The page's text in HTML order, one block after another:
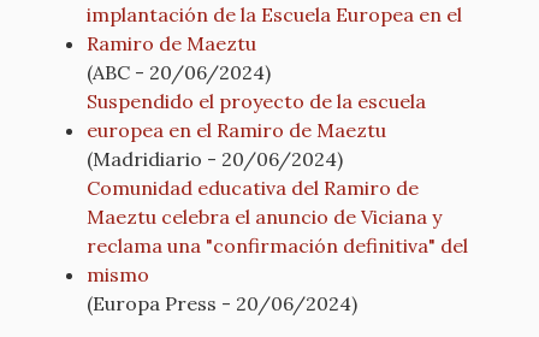
implantación de la Escuela Europea en el
Ramiro de Maeztu
(ABC - 20/06/2024)
Suspendido el proyecto de la escuela
europea en el Ramiro de Maeztu
(Madridiario - 20/06/2024)
Comunidad educativa del Ramiro de
Maeztu celebra el anuncio de Viciana y
reclama una "confirmación definitiva" del
mismo
(Europa Press - 20/06/2024)